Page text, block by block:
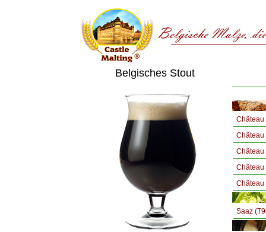
Belgisches Stout
Château
Château
Château
Saaz